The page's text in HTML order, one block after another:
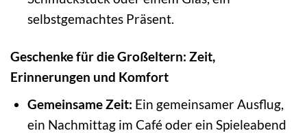
selbstgemachtes Präsent.
Geschenke für die Großeltern: Zeit,
Erinnerungen und Komfort
Gemeinsame Zeit: Ein gemeinsamer Ausflug,
ein Nachmittag im Café oder ein Spieleabend